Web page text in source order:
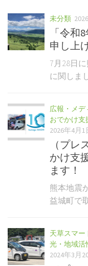
未分類
「令和
申し上
7月28日
に関しま
広報・メデ
おでかけ支
2026年4月1
（プ
かけ支
ます！
熊本地震
益城町で
天草スマー
光・地域活
2024年3月